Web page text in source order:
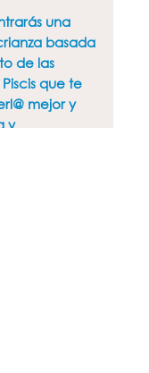
una
basada
de las
que te
mejor y
y